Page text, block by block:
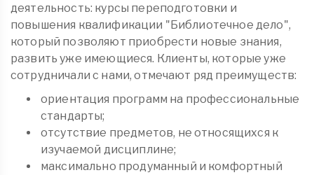
деятельность: курсы переподготовки и
повышения квалификации "Библиотечное дело",
который позволяют приобрести новые знания,
развить уже имеющиеся. Клиенты, которые уже
сотрудничали с нами, отмечают ряд преимуществ:
ориентация программ на профессиональные
стандарты;
отсутствие предметов, не относящихся к
изучаемой дисциплине;
максимально продуманный и комфортный